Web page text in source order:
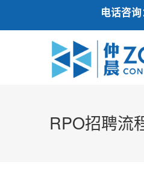
电话咨询
RPO招聘流